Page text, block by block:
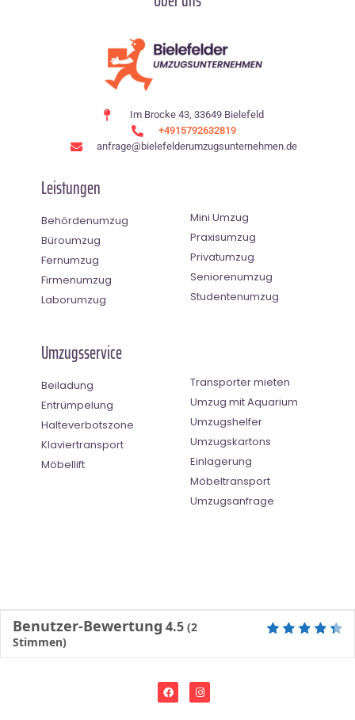
Im Brocke 43, 33649 Bielefeld
+4915792632819
anfrage@bielefelderumzugsunternehmen.de
Leistungen
Behördenumzug
Büroumzug
Fernumzug
Firmenumzug
Laborumzug
Mini Umzug
Praxisumzug
Privatumzug
Seniorenumzug
Studentenumzug
Umzugsservice
Beiladung
Entrümpelung
Halteverbotszone
Klaviertransport
Möbellift
Transporter mieten
Umzug mit Aquarium
Umzugshelfer
Umzugskartons
Einlagerung
Möbeltransport
Umzugsanfrage
Benutzer-Bewertung 4.5 (2
Stimmen)